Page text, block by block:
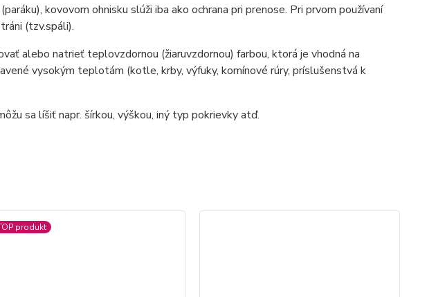
kovovom ohnisku slúži iba ako ochrana pri prenose. Pri prvom používaní
(tzv.spáli).
alebo natrieť teplovzdornou (žiaruvzdornou) farbou, ktorá je vhodná na
vysokým teplotám (kotle, krby, výfuky, komínové rúry, príslušenstvá k
sa líšiť napr. šírkou, výškou, iný typ pokrievky atď.
produkt